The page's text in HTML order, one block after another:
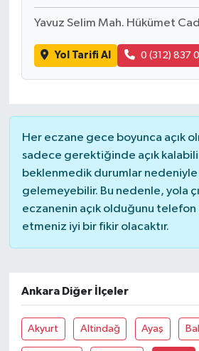
Yavuz Selim Mah. Hükümet
Yol Tarifi Al 0 (312) 837
Her eczane gece boyunca açık
sadece gerektiğinde açık
beklenmedik durumlar
gelemeyebilir. Bu nedenle, yola
eczanenin açık olduğunu telefon
etmeniz iyi bir fikir olacaktır.
Ankara Diğer İlçeler
Akyurt Altindağ Ayaş